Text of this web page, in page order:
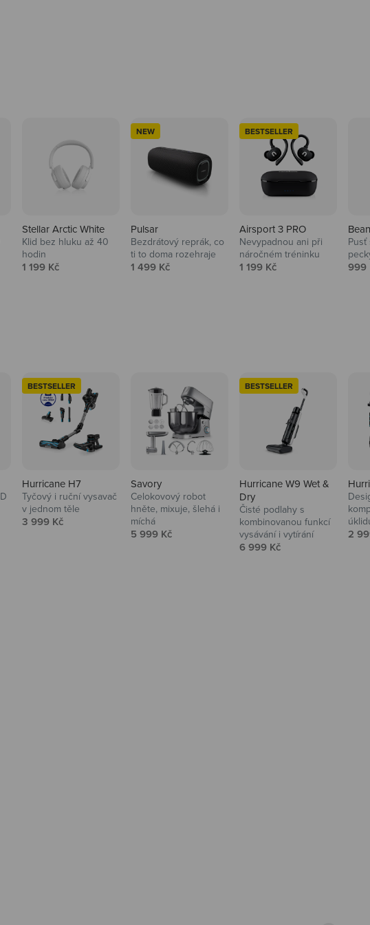
Stellar Arctic White
Klid bez hluku až 40
hodin
Prodejní cena
1 199 Kč
NEW
Pulsar
Bezdrátový reprák, co
ti to doma rozehraje
Prodejní cena
1 499 Kč
BESTSELLER
Airsport 3 PRO
Nevypadnou ani při
náročném tréninku
Prodejní cena
1 199 Kč 999
BESTSELLER
Hurricane H7
Tyčový i ruční vysavač
v jednom těle
Prodejní cena
3 999 Kč
Savory
Celokovový robot
hněte, mixuje, šlehá i
míchá
Prodejní cena
5 999 Kč
BESTSELLER
Hurricane W9 Wet &
Dry
Čisté podlahy s
kombinovanou funkcí
vysávání i vytírání
Prodejní cena
6 999 Kč
2
do kuchyně i